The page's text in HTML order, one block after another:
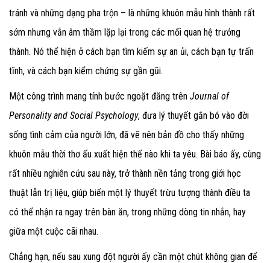
tránh và những dạng pha trộn – là những khuôn mẫu hình thành rất
sớm nhưng vẫn âm thầm lặp lại trong các mối quan hệ trưởng
thành. Nó thể hiện ở cách bạn tìm kiếm sự an ủi, cách bạn tự trấn
tĩnh, và cách bạn kiểm chứng sự gần gũi.
Một công trình mang tính bước ngoặt đăng trên Journal of
Personality and Social Psychology, đưa lý thuyết gắn bó vào đời
sống tình cảm của người lớn, đã vẽ nên bản đồ cho thấy những
khuôn mẫu thời thơ ấu xuất hiện thế nào khi ta yêu. Bài báo ấy, cùng
rất nhiều nghiên cứu sau này, trở thành nền tảng trong giới học
thuật lẫn trị liệu, giúp biến một lý thuyết trừu tượng thành điều ta
có thể nhận ra ngay trên bàn ăn, trong những dòng tin nhắn, hay
giữa một cuộc cãi nhau.
Chẳng hạn, nếu sau xung đột người ấy cần một chút không gian để